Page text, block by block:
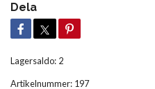
Dela
Lagersaldo: 2
Artikelnummer: 197